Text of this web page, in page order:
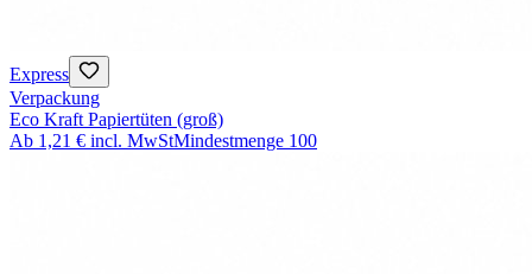
Express
Verpackung
Eco Kraft Papiertüten (groß)
Ab 1,21 € incl. MwStMindestmenge 100